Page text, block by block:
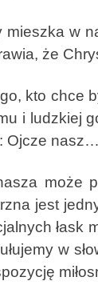
w
że
kto chce
i ludzkiej
Ojcze
może
jest
łask
w